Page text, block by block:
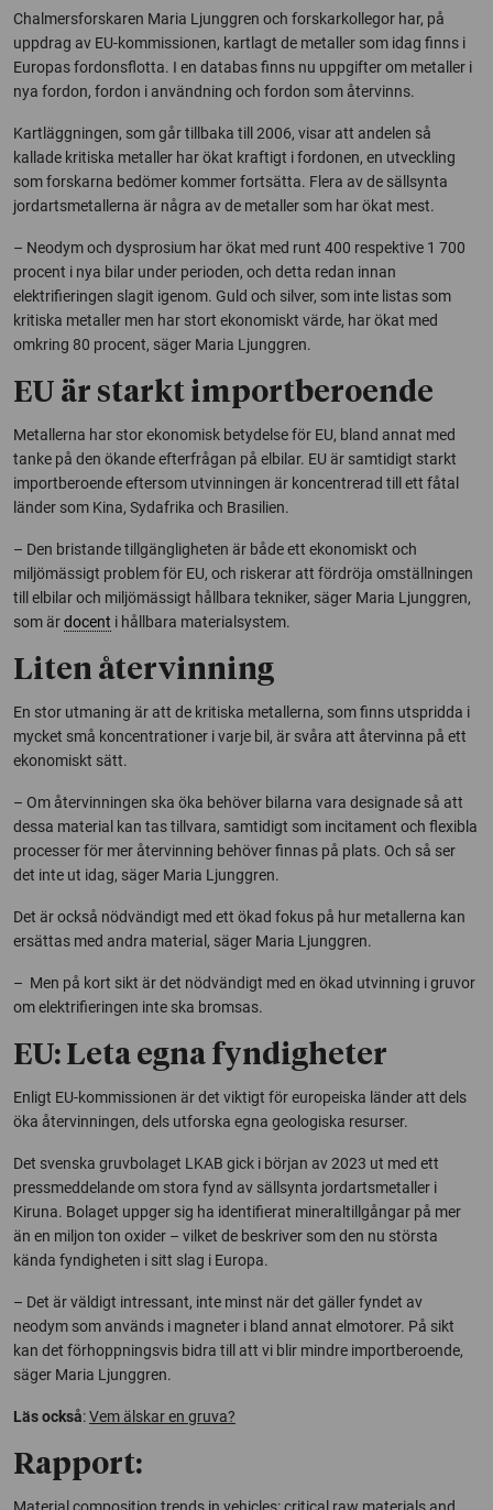
Chalmersforskaren Maria Ljunggren och forskarkollegor har, på
uppdrag av EU-kommissionen, kartlagt de metaller som idag finns i
Europas fordonsflotta. I en databas finns nu uppgifter om metaller i
nya fordon, fordon i användning och fordon som återvinns.
Kartläggningen, som går tillbaka till 2006, visar att andelen så
kallade kritiska metaller har ökat kraftigt i fordonen, en utveckling
som forskarna bedömer kommer fortsätta. Flera av de sällsynta
jordartsmetallerna är några av de metaller som har ökat mest.
– Neodym och dysprosium har ökat med runt 400 respektive 1 700
procent i nya bilar under perioden, och detta redan innan
elektrifieringen slagit igenom. Guld och silver, som inte listas som
kritiska metaller men har stort ekonomiskt värde, har ökat med
omkring 80 procent, säger Maria Ljunggren.
EU är starkt importberoende
Metallerna har stor ekonomisk betydelse för EU, bland annat med
tanke på den ökande efterfrågan på elbilar. EU är samtidigt starkt
importberoende eftersom utvinningen är koncentrerad till ett fåtal
länder som Kina, Sydafrika och Brasilien.
– Den bristande tillgängligheten är både ett ekonomiskt och
miljömässigt problem för EU, och riskerar att fördröja omställningen
till elbilar och miljömässigt hållbara tekniker, säger Maria Ljunggren,
som ärdocent i hållbara materialsystem.
Liten återvinning
En stor utmaning är att de kritiska metallerna, som finns utspridda i
mycket små koncentrationer i varje bil, är svåra att återvinna på ett
ekonomiskt sätt.
– Om återvinningen ska öka behöver bilarna vara designade så att
dessa material kan tas tillvara, samtidigt som incitament och flexibla
processer för mer återvinning behöver finnas på plats. Och så ser
det inte ut idag, säger Maria Ljunggren.
Det är också nödvändigt med ett ökad fokus på hur metallerna kan
ersättas med andra material, säger Maria Ljunggren.
– Men på kort sikt är det nödvändigt med en ökad utvinning i gruvor
om elektrifieringen inte ska bromsas.
EU: Leta egna fyndigheter
Enligt EU-kommissionen är det viktigt för europeiska länder att dels
öka återvinningen, dels utforska egna geologiska resurser.
Det svenska gruvbolaget LKAB gick i början av 2023 ut med ett
pressmeddelande om stora fynd av sällsynta jordartsmetaller i
Kiruna. Bolaget uppger sig ha identifierat mineraltillgångar på mer
än en miljon ton oxider – vilket de beskriver som den nu största
kända fyndigheten i sitt slag i Europa.
– Det är väldigt intressant, inte minst när det gäller fyndet av
neodym som används i magneter i bland annat elmotorer. På sikt
kan det förhoppningsvis bidra till att vi blir mindre importberoende,
säger Maria Ljunggren.
Läs också:Vem älskar en gruva?
Rapport: